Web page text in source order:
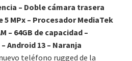
– Doble cámara trasera
5 MPx – Procesador MediaTek
– 64GB de capacidad –
Android 13 – Naranja
teléfono rugged de la